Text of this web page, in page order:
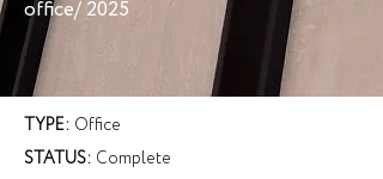
office/ 2025
TYPE: Office
STATUS: Complete